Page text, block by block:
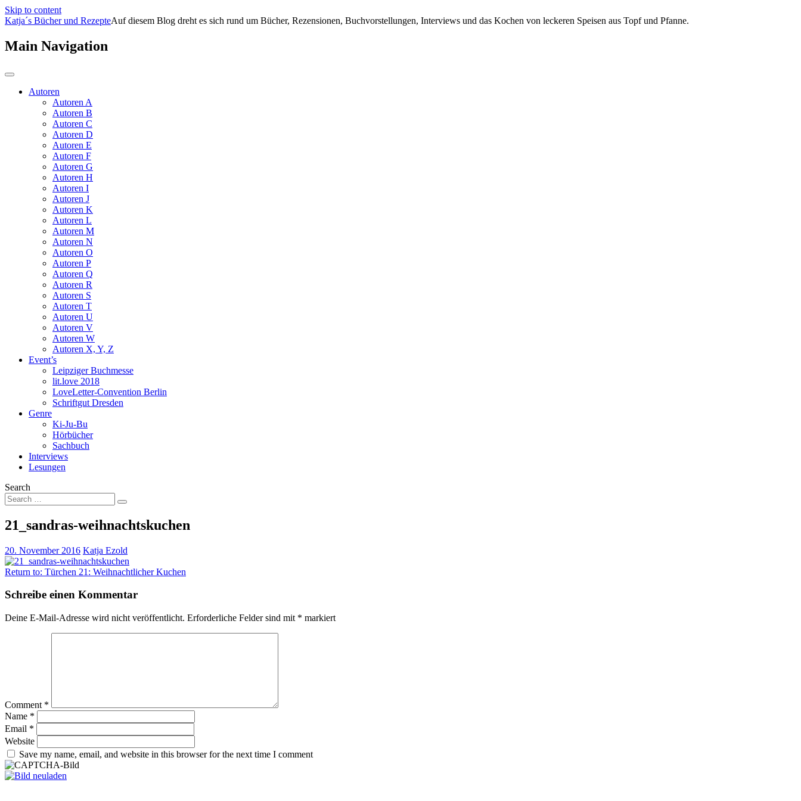
Skip to content
Katja´s Bücher und RezepteAuf diesem Blog dreht es sich rund um Bücher, Rezensionen, Buchvorstellungen, Interviews und das Kochen von leckeren Speisen aus Topf und Pfanne.
Main Navigation
Autoren
Autoren A
Autoren B
Autoren C
Autoren D
Autoren E
Autoren F
Autoren G
Autoren H
Autoren I
Autoren J
Autoren K
Autoren L
Autoren M
Autoren N
Autoren O
Autoren P
Autoren Q
Autoren R
Autoren S
Autoren T
Autoren U
Autoren V
Autoren W
Autoren X, Y, Z
Event’s
Leipziger Buchmesse
lit.love 2018
LoveLetter-Convention Berlin
Schriftgut Dresden
Genre
Ki-Ju-Bu
Hörbücher
Sachbuch
Interviews
Lesungen
Search
21_sandras-weihnachtskuchen
20. November 2016 Katja Ezold
Return to: Türchen 21: Weihnachtlicher Kuchen
Schreibe einen Kommentar
Deine E-Mail-Adresse wird nicht veröffentlicht. Erforderliche Felder sind mit * markiert
Comment *
Name *
Email *
Website
Save my name, email, and website in this browser for the next time I comment